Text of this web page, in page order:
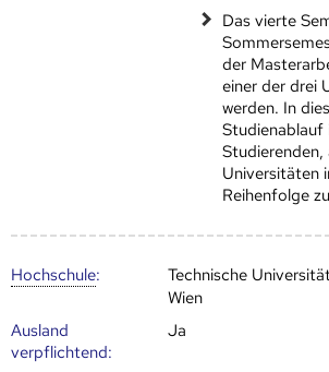
Das vierte
der
einer der drei
werden. In
Studierenden,
Universitäten
Reihenfolge
Hoch­schule: Technische
Wien
Ausland
verpflichtend:
Ja